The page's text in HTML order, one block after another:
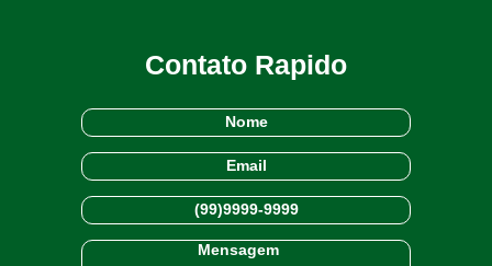
Contato Rapido